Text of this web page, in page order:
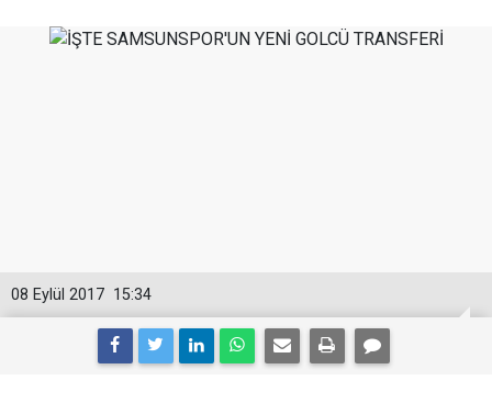
15:34
08 Eylül 2017